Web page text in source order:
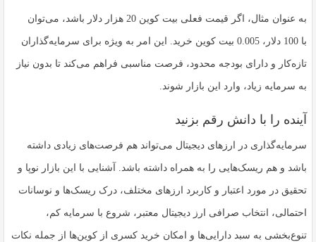
به عنوان مثال، اگر قیمت فعلی بیت‌ کوین 20 هزار دلار باشد، می‌توان
با 100 دلار، 0.005 بیت‌ کوین خرید. این امر به ویژه برای سرمایه‌گذاران
تازه‌کار و دارای بودجه محدود، فرصت مناسبی فراهم می‌کند تا بدون نیاز
به سرمایه زیاد، وارد این بازار شوند.
آینده را با دانش رقم بزنید
سرمایه‌گذاری در ارزهای دیجیتال می‌تواند هم فرصت‌های زیادی داشته
باشد و هم ریسک‌هایی را به همراه داشته باشد. آشنایی با این بازار نوپا و
تحقیق در مورد اعتبار و کاربرد ارزهای مختلف، درک ریسک‌ها و نوسانات
احتمالی، انتخاب صرافی ارز دیجیتال معتبر، شروع با سرمایه کم،
تنوع‌بخشی به سبد دارایی‌ها و امکان خرید کسری از کوین‌ها از جمله نکات